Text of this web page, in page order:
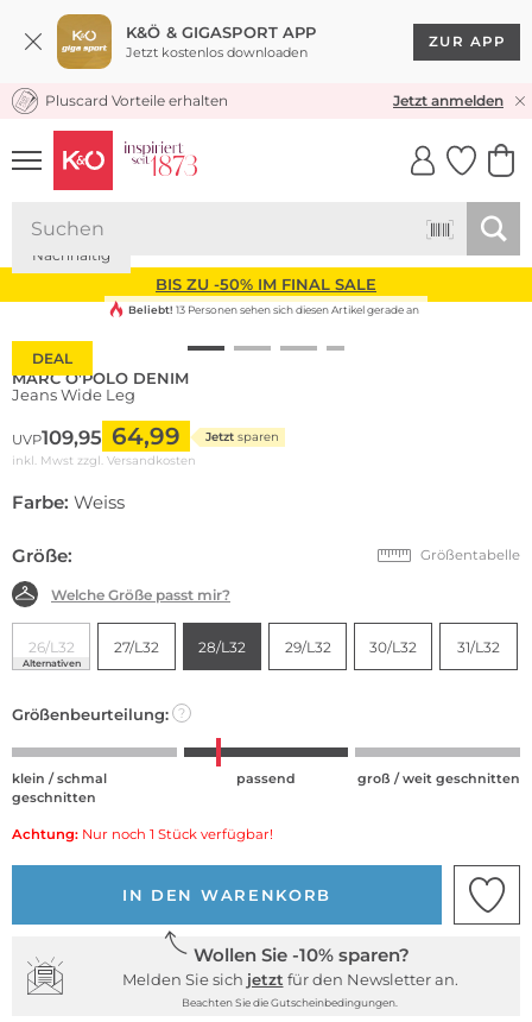
K&Ö & GIGASPORT APP
Jetzt kostenlos downloaden
ZUR APP
30 TAGE RÜCKGABERECHT
Pluscard Vorteile erhalten Jetzt anmelden
UNSERE APP
CLICK &
BIS ZU -50% IM FINAL SALE
DEAL
Nachhaltig
Beliebt! 13 Personen sehen sich diesen Artikel gerade an
MARC O'POLO DENIM
Jeans Wide Leg
UVP109,95 64,99 Jetzt sparen
inkl. Mwst zzgl. Versandkosten
Farbe: Weiss
Größe: Größentabelle
Welche Größe passt mir?
26/L32
Alternativen
27/L32 28/L32 29/L32 30/L32 31/L32
Größenbeurteilung: ?
klein / schmal
geschnitten
passend groß / weit geschnitten
Achtung: Nur noch 1 Stück verfügbar!
IN DEN WARENKORB
Wollen Sie -10% sparen?
Melden Sie sich jetzt für den Newsletter an.
Beachten Sie die Gutscheinbedingungen.